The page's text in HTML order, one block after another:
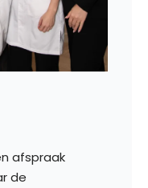
afspraak
de